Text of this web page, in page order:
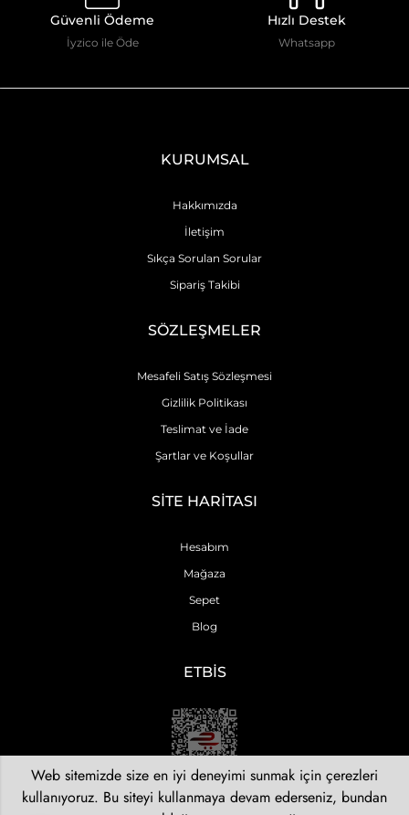
Güvenli Ödeme
İyzico ile Öde
Hızlı Destek
Whatsapp
KURUMSAL
Hakkımızda
İletişim
Sıkça Sorulan Sorular
Sipariş Takibi
SÖZLEŞMELER
Mesafeli Satış Sözleşmesi
Gizlilik Politikası
Teslimat ve İade
Şartlar ve Koşullar
SİTE HARİTASI
Hesabım
Mağaza
Sepet
Blog
ETBİS
Web sitemizde size en iyi deneyimi sunmak için çerezleri
kullanıyoruz. Bu siteyi kullanmaya devam ederseniz, bundan